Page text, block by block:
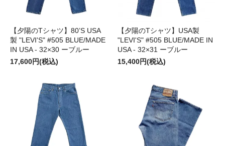
【夕陽のTシャツ】80’S USA
製 "LEVI'S" #505 BLUE/MADE
IN USA - 32×30 ーブルー
17,600円(税込)
【夕陽のTシャツ】USA製
"LEVI'S" #505 BLUE/MADE IN
USA - 32×31 ーブルー
15,400円(税込)